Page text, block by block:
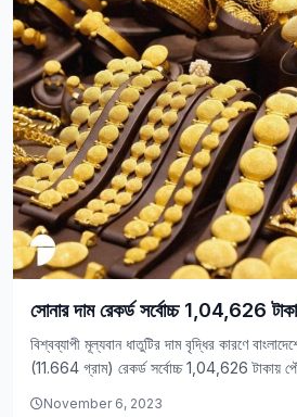
সোনার দাম রেকর্ড সর্বোচ্চ 1,04,626
বিশ্বব্যাপী মূল্যবান ধাতুটির দাম বৃদ্ধির কারণে
(11.664 গ্রাম) রেকর্ড সর্বোচ্চ 1,04,626 টাকায়
November 6, 2023